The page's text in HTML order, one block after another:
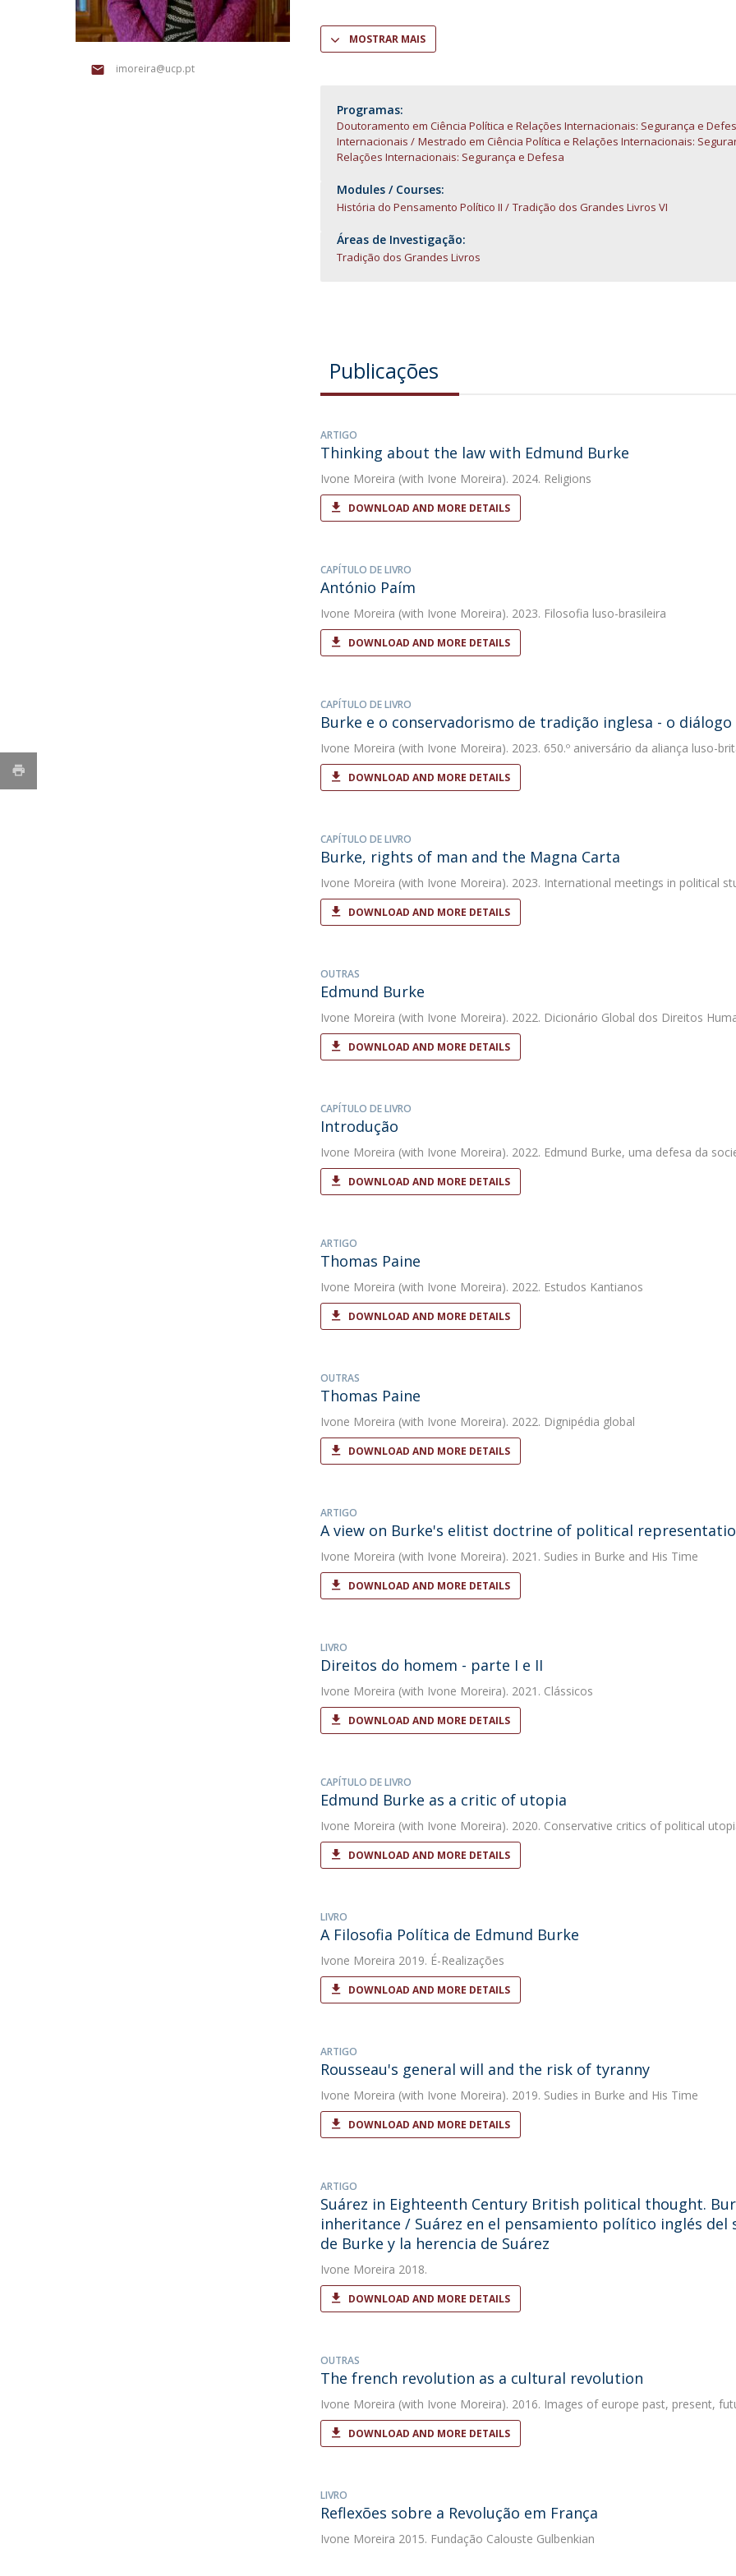
Centro de Investigação do Instituto de
Palestra Anual Alexis de Tocqueville
Conferências do Atlântico
IEP Alumni Club
Career Day
imoreira@ucp.pt
MOSTRAR MAIS
Programas:
Doutoramento em Ciência Política e Relações Internacionais: Segurança e
Internacionais
Mestrado em Ciência Política e Relações Internacionais:
Relações Internacionais: Segurança e Defesa
Modules / Courses:
História do Pensamento Político II Tradição dos Grandes Livros VI
Áreas de Investigação:
Tradição dos Grandes Livros
Publicações
ARTIGO
Thinking about the law with Edmund Burke
Ivone Moreira (with Ivone Moreira). 2024. Religions
DOWNLOAD AND MORE DETAILS
CAPÍTULO DE LIVRO
António Paím
Ivone Moreira (with Ivone Moreira). 2023. Filosofia luso-brasileira
DOWNLOAD AND MORE DETAILS
CAPÍTULO DE LIVRO
Burke e o conservadorismo de tradição inglesa - o diálogo
Ivone Moreira (with Ivone Moreira). 2023. 650.º aniversário da aliança luso-
DOWNLOAD AND MORE DETAILS
CAPÍTULO DE LIVRO
Burke, rights of man and the Magna Carta
Ivone Moreira (with Ivone Moreira). 2023. International meetings in political
DOWNLOAD AND MORE DETAILS
OUTRAS
Edmund Burke
Ivone Moreira (with Ivone Moreira). 2022. Dicionário Global dos Direitos
DOWNLOAD AND MORE DETAILS
CAPÍTULO DE LIVRO
Introdução
Ivone Moreira (with Ivone Moreira). 2022. Edmund Burke, uma defesa da
DOWNLOAD AND MORE DETAILS
ARTIGO
Thomas Paine
Ivone Moreira (with Ivone Moreira). 2022. Estudos Kantianos
DOWNLOAD AND MORE DETAILS
OUTRAS
Thomas Paine
Ivone Moreira (with Ivone Moreira). 2022. Dignipédia global
DOWNLOAD AND MORE DETAILS
ARTIGO
A view on Burke's elitist doctrine of political
Ivone Moreira (with Ivone Moreira). 2021. Sudies in Burke and His Time
DOWNLOAD AND MORE DETAILS
LIVRO
Direitos do homem - parte I e II
Ivone Moreira (with Ivone Moreira). 2021. Clássicos
DOWNLOAD AND MORE DETAILS
CAPÍTULO DE LIVRO
Edmund Burke as a critic of utopia
Ivone Moreira (with Ivone Moreira). 2020. Conservative critics of political
DOWNLOAD AND MORE DETAILS
LIVRO
A Filosofia Política de Edmund Burke
Ivone Moreira 2019. É-Realizações
DOWNLOAD AND MORE DETAILS
ARTIGO
Rousseau's general will and the risk of tyranny
Ivone Moreira (with Ivone Moreira). 2019. Sudies in Burke and His Time
DOWNLOAD AND MORE DETAILS
ARTIGO
Suárez in Eighteenth Century British political thought.
inheritance / Suárez en el pensamiento político inglés
de Burke y la herencia de Suárez
Ivone Moreira 2018.
DOWNLOAD AND MORE DETAILS
OUTRAS
The french revolution as a cultural revolution
Ivone Moreira (with Ivone Moreira). 2016. Images of europe past, present,
DOWNLOAD AND MORE DETAILS
LIVRO
Reflexões sobre a Revolução em França
Ivone Moreira 2015. Fundação Calouste Gulbenkian